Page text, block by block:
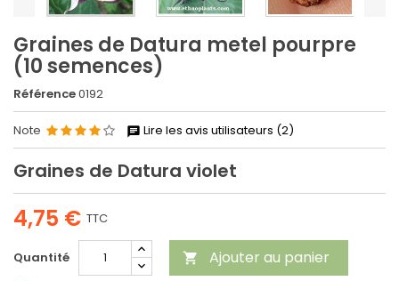
Graines de Datura metel pourpre
(10 semences)
Référence0192
Note Lire les avis utilisateurs (2)
Graines de Datura violet
4,75 € TTC
Quantité  Ajouter au panier